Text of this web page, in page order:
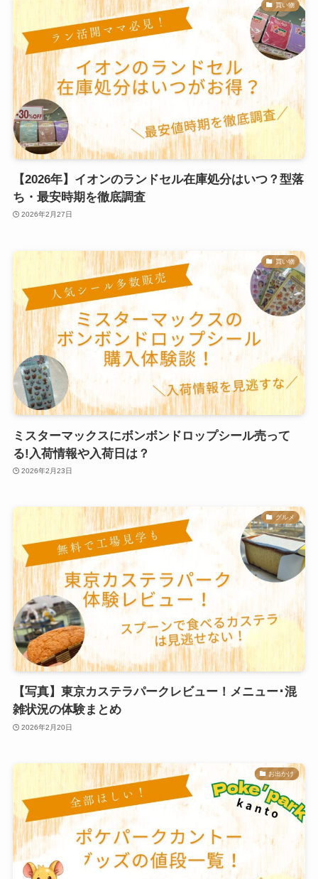
買い物
【2026年】イオンのランドセル在庫処分はいつ？型落
ち・最安時期を徹底調査
2026年2月27日
買い物
ミスターマックスにボンボンドロップシール売って
る!入荷情報や入荷日は？
2026年2月23日
グルメ
【写真】東京カステラパークレビュー！メニュー･混
雑状況の体験まとめ
2026年2月20日
お出かけ